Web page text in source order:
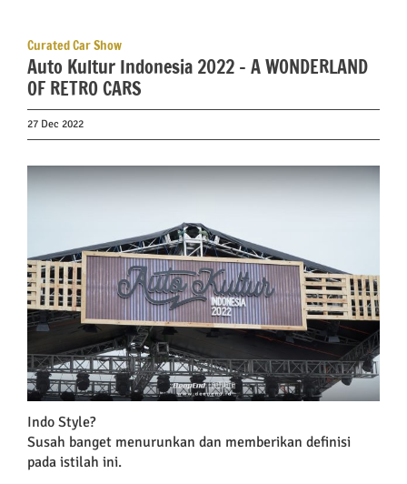
Curated Car Show
Auto Kultur Indonesia 2022 – A WONDERLAND
OF RETRO CARS
27 Dec 2022
View
Indo Style?
Susah banget menurunkan dan memberikan definisi
pada istilah ini.